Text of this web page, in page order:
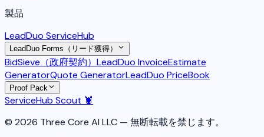
製品
LeadDuo ServiceHub
LeadDuo Forms（リード獲得）
BidSieve（政府契約） LeadDuo InvoiceEstimate
GeneratorQuote GeneratorLeadDuo PriceBook
Proof Pack
ServiceHub Scout 🦞
© 2026 Three Core AI LLC — 無断転載を禁じます。